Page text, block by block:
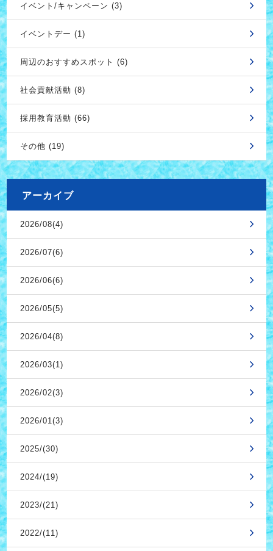
イベント/キャンペーン (3)
イベントデー (1)
周辺のおすすめスポット (6)
社会貢献活動 (8)
採用教育活動 (66)
その他 (19)
アーカイブ
2026/08(4)
2026/07(6)
2026/06(6)
2026/05(5)
2026/04(8)
2026/03(1)
2026/02(3)
2026/01(3)
2025/(30)
2024/(19)
2023/(21)
2022/(11)